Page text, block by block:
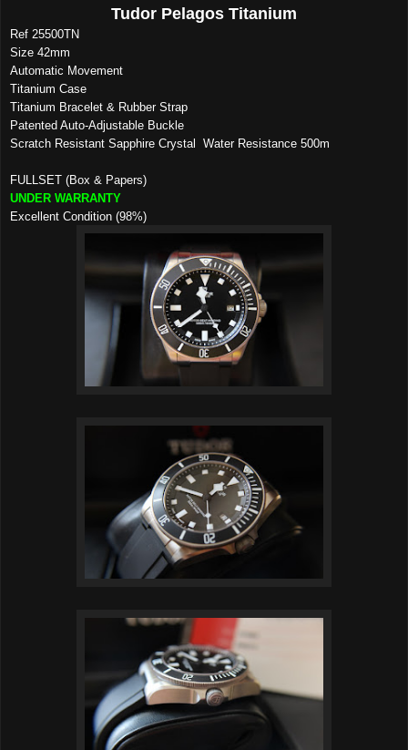
Tudor Pelagos Titanium
Ref 25500TN
Size 42mm
Automatic Movement
Titanium Case
Titanium Bracelet & Rubber Strap
Patented Auto-Adjustable Buckle
Scratch Resistant Sapphire Crystal Water Resistance 500m
FULLSET (Box & Papers)
UNDER WARRANTY
Excellent Condition (98%)